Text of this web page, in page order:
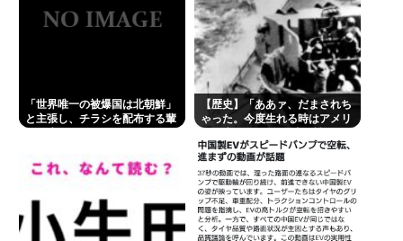
テレビ
結婚式やると近所の花屋が潰れない理由がわかる
「こんなに金取るのかよ！？」って驚くぞ
糞ダサエグザイル社長ヒロ、逮捕、妻の顔面ボコボ
コ半56しにした。
楽しんご、神田うのの印象を率直に吐露「あまりに
も素っ気ない態度を取られて寂しい」
A💕V女優『瀬戸環奈』、パチ●コ屋にイベント来店
し、弱男が大集結www 👉
「世界唯一の被爆国は北朝鮮」
と主張し、チラシを配布する輩
【歴史】「ああァ、だまされち
ゃった。今度生れる時はアメリ
た特攻隊員が出撃前の日記に残
した”本音”